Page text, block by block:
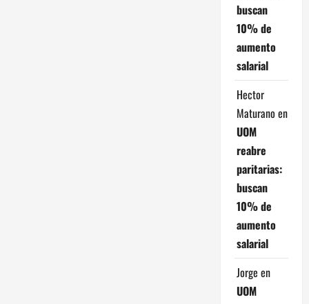
buscan
10% de
aumento
salarial
Hector
Maturano en
UOM
reabre
paritarias:
buscan
10% de
aumento
salarial
Jorge en
UOM